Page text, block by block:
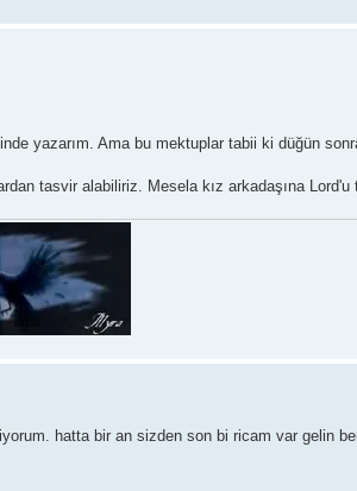
yazarım. Ama bu mektuplar tabii ki düğün
tasvir alabiliriz. Mesela kız arkadaşına
hatta bir an sizden son bi ricam var gelin